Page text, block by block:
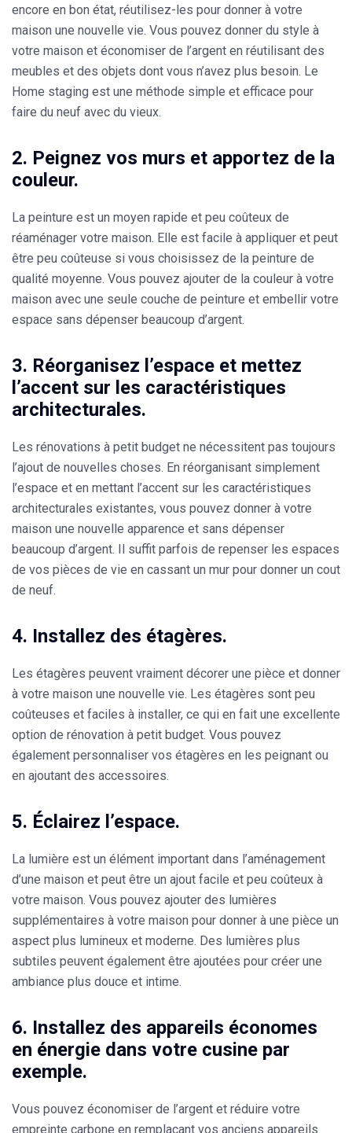
encore en bon état, réutilisez-les pour donner à votre
maison une nouvelle vie. Vous pouvez donner du style à
votre maison et économiser de l’argent en réutilisant des
meubles et des objets dont vous n’avez plus besoin. Le
Home staging est une méthode simple et efficace pour
faire du neuf avec du vieux.
2. Peignez vos murs et apportez de la
couleur.
La peinture est un moyen rapide et peu coûteux de
réaménager votre maison. Elle est facile à appliquer et peut
être peu coûteuse si vous choisissez de la peinture de
qualité moyenne. Vous pouvez ajouter de la couleur à votre
maison avec une seule couche de peinture et embellir votre
espace sans dépenser beaucoup d’argent.
3. Réorganisez l’espace et mettez
l’accent sur les caractéristiques
architecturales.
Les rénovations à petit budget ne nécessitent pas toujours
l’ajout de nouvelles choses. En réorganisant simplement
l’espace et en mettant l’accent sur les caractéristiques
architecturales existantes, vous pouvez donner à votre
maison une nouvelle apparence et sans dépenser
beaucoup d’argent. Il suffit parfois de repenser les espaces
de vos pièces de vie en cassant un mur pour donner un cout
de neuf.
4. Installez des étagères.
Les étagères peuvent vraiment décorer une pièce et donner
à votre maison une nouvelle vie. Les étagères sont peu
coûteuses et faciles à installer, ce qui en fait une excellente
option de rénovation à petit budget. Vous pouvez
également personnaliser vos étagères en les peignant ou
en ajoutant des accessoires.
5. Éclairez l’espace.
La lumière est un élément important dans l’aménagement
d’une maison et peut être un ajout facile et peu coûteux à
votre maison. Vous pouvez ajouter des lumières
supplémentaires à votre maison pour donner à une pièce un
aspect plus lumineux et moderne. Des lumières plus
subtiles peuvent également être ajoutées pour créer une
ambiance plus douce et intime.
6. Installez des appareils économes
en énergie dans votre cusine par
exemple.
Vous pouvez économiser de l’argent et réduire votre
empreinte carbone en remplaçant vos anciens appareils